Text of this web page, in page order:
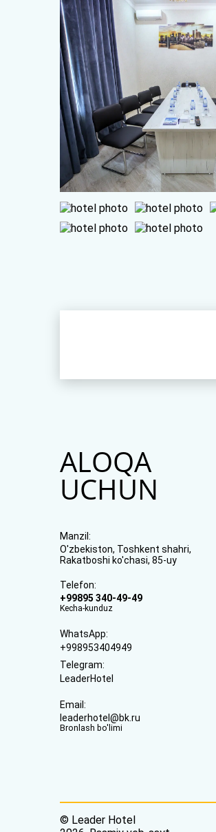
ALOQA
UCHUN
Manzil:
O'zbekiston, Toshkent shahri,
Rakatboshi ko'chasi, 85-uy
Telefon:
+99895 340-49-49
Kecha-kunduz
WhatsApp:
+998953404949
Telegram:
LeaderHotel
Email:
leaderhotel@bk.ru
Bronlash bo'limi
© Leader Hotel